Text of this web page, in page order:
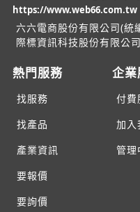
https://www.web66.com.tw
六六電商股份有限公司(統
際標資訊科技股份有限公
熱門服務
找服務
找產品
產業資訊
要報價
要詢價
企
付費
加入
管理